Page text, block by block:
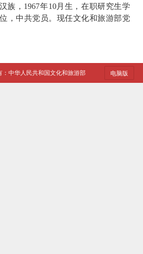
族，1967年10月生，在职研究生学
，中共党员。现任文化和旅游部党